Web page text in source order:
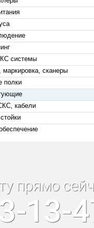
системы
маркировка, сканеры
полки
кабели
прямо
13-